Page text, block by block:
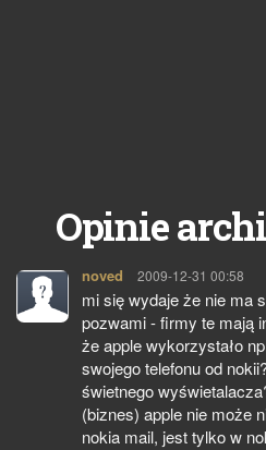
Opinie
noved pisze:
2009-12-31 00:58
mi się wydaje że nie ma
pozwami - firmy te mają
że apple wykorzystało
swojego telefonu od
świetnego
(biznes) apple nie może
nokia mail, jest tylko w